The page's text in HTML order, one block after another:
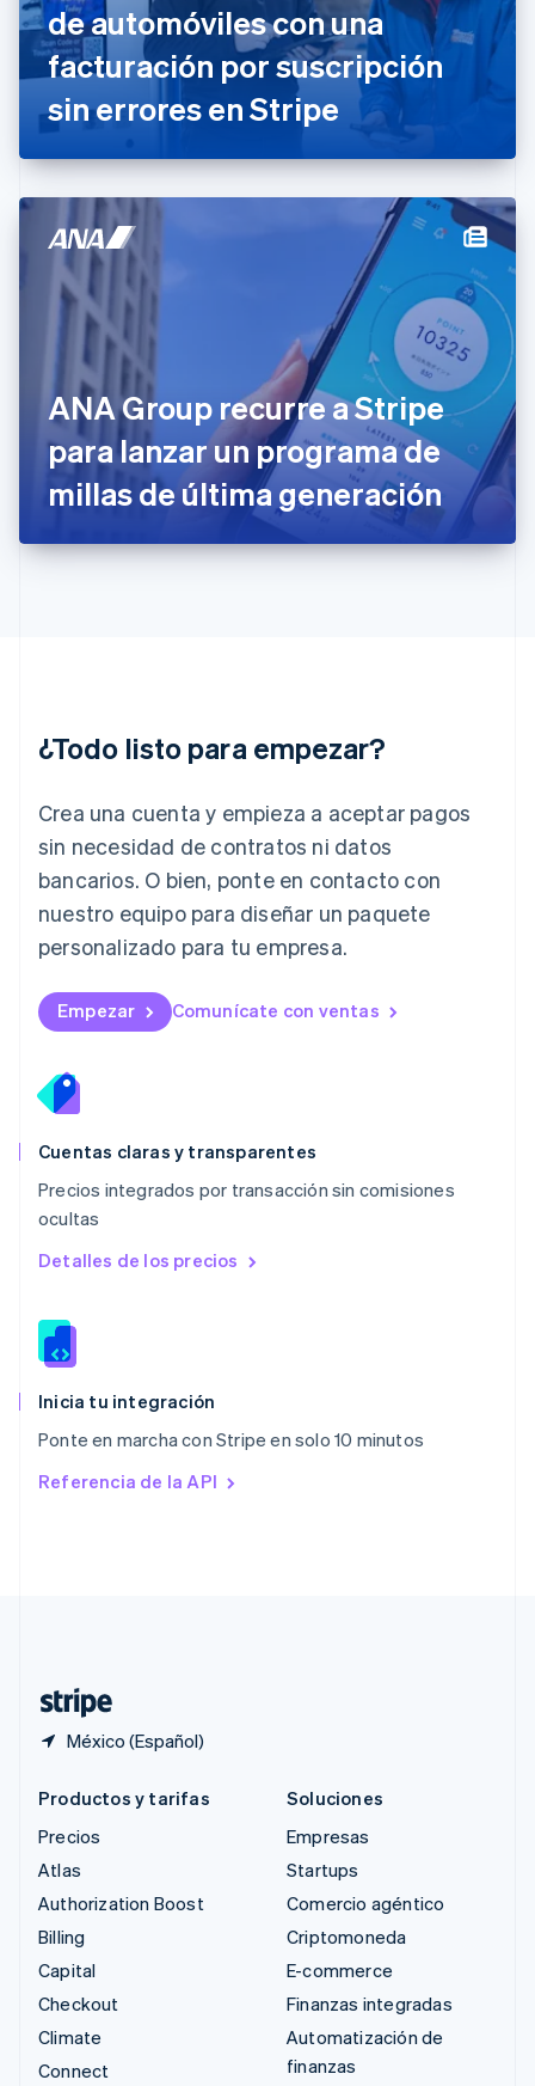
de automóviles con una
facturación por suscripción
sin errores en Stripe
ANA Group recurre a Stripe
para lanzar un programa de
millas de última generación
¿Todo listo para empezar?
Crea una cuenta y empieza a aceptar pagos
sin necesidad de contratos ni datos
bancarios. O bien, ponte en contacto con
nuestro equipo para diseñar un paquete
personalizado para tu empresa.
Empezar Comunícate con ventas
Cuentas claras y transparentes
Precios integrados por transacción sin comisiones
ocultas
Detalles de los precios
Inicia tu integración
Ponte en marcha con Stripe en solo 10 minutos
Referencia de la API
México (Español)
Emiratos Árabes Unidos
English
Eslovaquia
Eslovenia
España
Estados Unidos
EnglishEspañol
Estonia
English
Finlandia
English Svenska
Francia
Français English
Gibraltar
English
Grecia
English
Hungría
India
Letonia
English
Deutsch English
Lituania
English
Luxemburgo
FrançaisDeutsch English
English 简体中文
English
México
Noruega
English
English
NederlandsEnglish
Polonia
English
RAE de Hong Kong, China
Reino Unido
English
English
English
Productos y tarifas
Precios
Atlas
Authorization Boost
Billing
Capital
Checkout
Climate
Connect
Soluciones
Empresas
Startups
Comercio agéntico
Criptomoneda
E-commerce
Finanzas integradas
Automatización de
finanzas